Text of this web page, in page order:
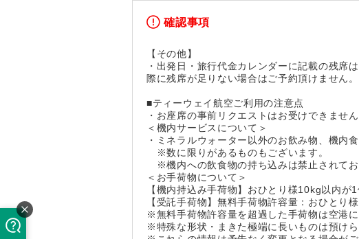
確認事項
【その他】
・出発日・旅行代金カレンダーに記載の残席
際に残席が足りない場合はご予約頂けません
■ティーウェイ航空ご利用の注意点
・お座席の事前リクエストはお受けできませ
＜機内サービスについて＞
・ミネラルウォーター以外のお飲み物、機内
※数に限りがあるものもございます。
※機内への飲食物の持ち込みは禁止されてお
＜お手荷物について＞
【機内持込み手荷物】おひとり様10kg以内
【受託手荷物】無料手荷物許容量：おひと
※無料手荷物許容量を超過した手荷物は空港
※特殊な形状・まきた極端に長いものは預けら